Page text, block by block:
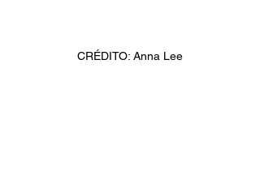
CRÉDITO: Anna Lee